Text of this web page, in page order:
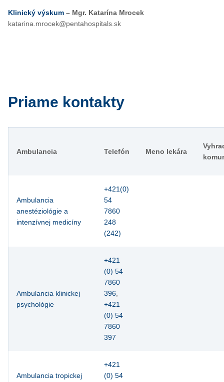
Klinický výskum – Mgr. Katarína Mrocek
katarina.mrocek@pentahospitals.sk
Priame kontakty
Ambulancia Telefón Meno lekára
Ambulancia
anestéziológie a
intenzívnej medicíny
+421(0)
54
7860
248
(242)
Ambulancia klinickej
psychológie
+421
(0) 54
7860
396,
+421
(0) 54
7860
397
Ambulancia tropickej
+421
(0) 54